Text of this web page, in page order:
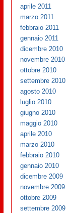
aprile 2011
marzo 2011
febbraio 2011
gennaio 2011
dicembre 2010
novembre 2010
ottobre 2010
settembre 2010
agosto 2010
luglio 2010
giugno 2010
maggio 2010
aprile 2010
marzo 2010
febbraio 2010
gennaio 2010
dicembre 2009
novembre 2009
ottobre 2009
settembre 2009